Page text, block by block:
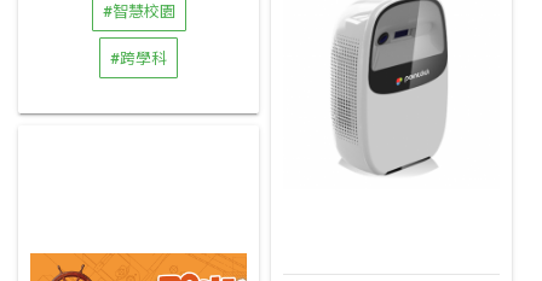
#智慧校園
#跨學科